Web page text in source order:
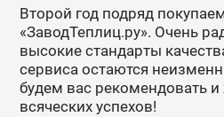
Второй год подряд
«ЗаводТеплиц.ру». Очень
высокие стандарты
сервиса остаются
будем вас рекомендовать
всяческих успехов!